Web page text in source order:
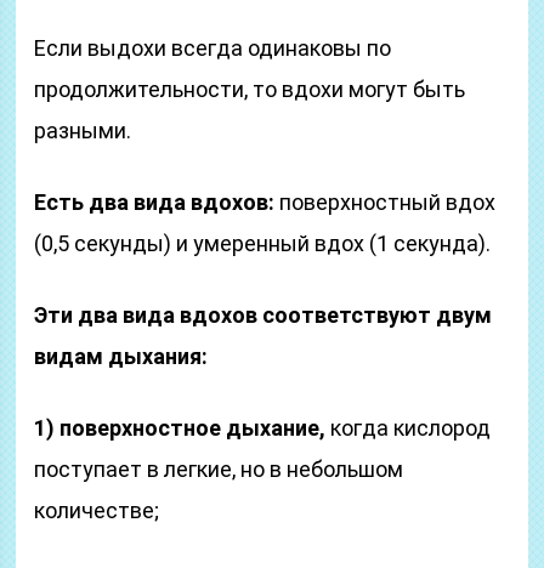
Если выдохи всегда одинаковы по
продолжительности, то вдохи могут быть
разными.
Есть два вида вдохов: поверхностный вдох
(0,5 секунды) и умеренный вдох (1 секунда).
Эти два вида вдохов соответствуют двум
видам дыхания:
1) поверхностное дыхание, когда кислород
поступает в легкие, но в небольшом
количестве;